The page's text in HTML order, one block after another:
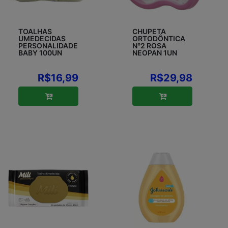
TOALHAS
UMEDECIDAS
PERSONALIDADE
BABY 100UN
R$16,99
CHUPETA
ORTODÔNTICA
N°2 ROSA
NEOPAN 1UN
R$29,98